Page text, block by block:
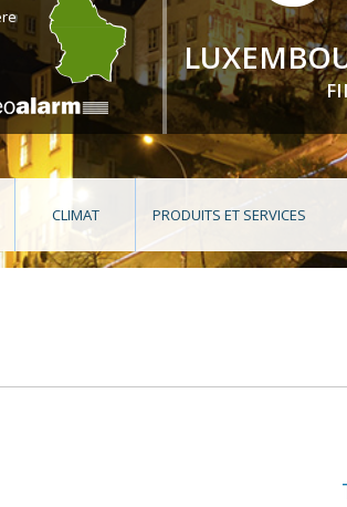
CLIMAT PRODUITS ET SERVICES